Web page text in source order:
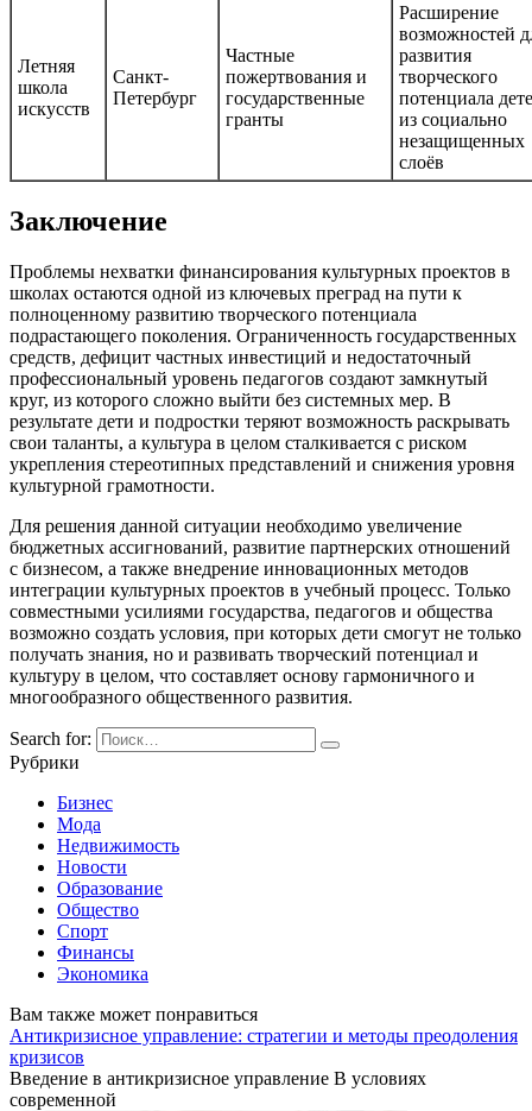
Летняя
школа
искусств
Санкт-
Петербург
Частные
пожертвования и
государственные
гранты
Расширение
возможностей
развития
творческого
потенциала
из социально
незащищенных
слоёв
Заключение
Проблемы нехватки финансирования культурных проектов в
школах остаются одной из ключевых преград на пути к
полноценному развитию творческого потенциала
подрастающего поколения. Ограниченность государственных
средств, дефицит частных инвестиций и недостаточный
профессиональный уровень педагогов создают замкнутый
круг, из которого сложно выйти без системных мер. В
результате дети и подростки теряют возможность раскрывать
свои таланты, а культура в целом сталкивается с риском
укрепления стереотипных представлений и снижения уровня
культурной грамотности.
Для решения данной ситуации необходимо увеличение
бюджетных ассигнований, развитие партнерских отношений
с бизнесом, а также внедрение инновационных методов
интеграции культурных проектов в учебный процесс. Только
совместными усилиями государства, педагогов и общества
возможно создать условия, при которых дети смогут не только
получать знания, но и развивать творческий потенциал и
культуру в целом, что составляет основу гармоничного и
многообразного общественного развития.
Search for:
Рубрики
Бизнес
Мода
Недвижимость
Новости
Образование
Общество
Спорт
Финансы
Экономика
Вам также может понравиться
Антикризисное управление: стратегии и методы преодоления
кризисов
Введение в антикризисное управление В условиях
современной